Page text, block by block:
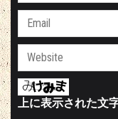
上に表示された文